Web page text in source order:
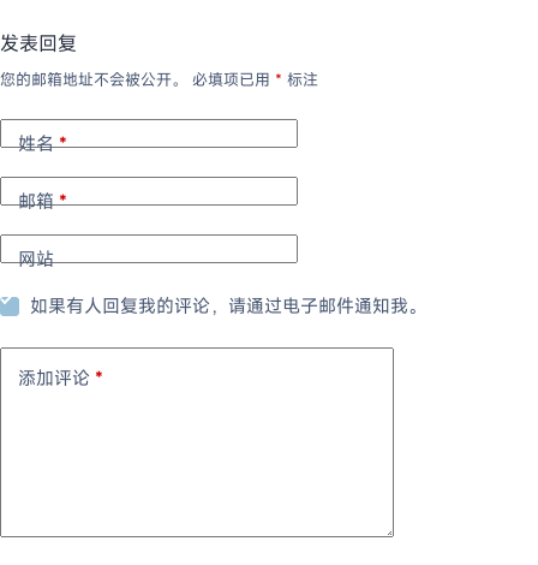
发表回复
您的邮箱地址不会被公开。 必填项已用 * 标注
姓名*
邮箱*
网站
如果有人回复我的评论，请通过电子邮件通知我。
添加评论 *